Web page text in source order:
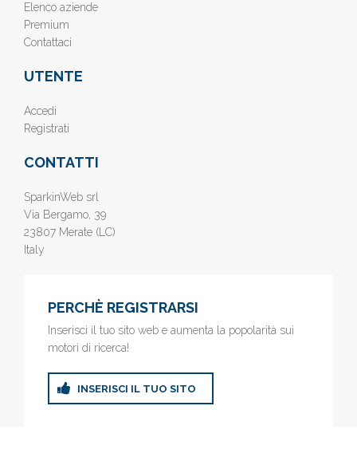
Elenco aziende
Premium
Contattaci
UTENTE
Accedi
Registrati
CONTATTI
SparkinWeb srl
Via Bergamo, 39
23807 Merate (LC)
Italy
PERCHÈ REGISTRARSI
Inserisci il tuo sito web e aumenta la popolarità sui
motori di ricerca!
INSERISCI IL TUO SITO